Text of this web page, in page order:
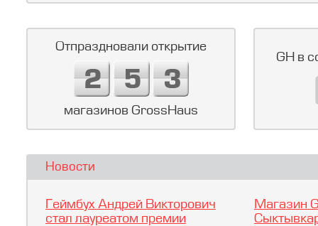
Отпраздновали открытие
магазинов GrossHaus
GH в
Новости
Геймбух Андрей Викторович
стал лауреатом премии
Магазин